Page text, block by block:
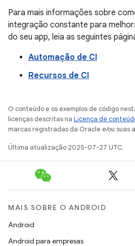
Para mais informações sobre
integração constante para
do seu app, leia as seguintes
Automação de CI
Recursos de CI
O conteúdo e os exemplos de código
licenças descritas na Licença de
marcas registradas da Oracle e/ou suas
Última atualização 2025-07-27 UTC.
MAIS SOBRE O ANDROID
Android
Android para empresas